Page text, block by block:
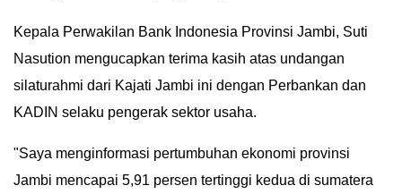
Kepala Perwakilan Bank Indonesia Provinsi Jambi, Suti
Nasution mengucapkan terima kasih atas undangan
silaturahmi dari Kajati Jambi ini dengan Perbankan dan
KADIN selaku pengerak sektor usaha.
"Saya menginformasi pertumbuhan ekonomi provinsi
Jambi mencapai 5,91 persen tertinggi kedua di sumatera